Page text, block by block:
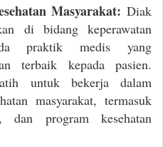
Masyarakat: Diak
di bidang keperawatan
praktik medis yang
terbaik kepada pasien.
untuk bekerja dalam
masyarakat, termasuk
program kesehatan